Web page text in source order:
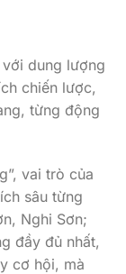
dung lượng
chiến lược,
từng động
vai trò của
sâu từng
Nghi Sơn;
đầy đủ nhất,
cơ hội, mà